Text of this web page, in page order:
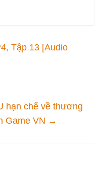
Tập 13 [Audio
hạn chế về thương
Game VN →